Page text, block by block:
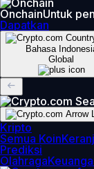
OnchainUntuk
Dapatkan
Bahasa
Global
Kripto
Semua Koin
Prediksi
Olahraga